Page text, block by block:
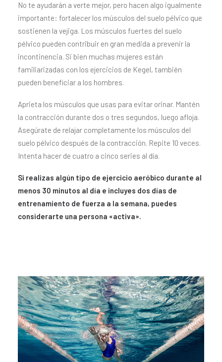
No te ayudarán a verte mejor, pero hacen algo igualmente
importante: fortalecer los músculos del suelo pélvico que
sostienen la vejiga. Los músculos fuertes del suelo
pélvico pueden contribuir en gran medida a prevenir la
incontinencia. Si bien muchas mujeres están
familiarizadas con los ejercicios de Kegel, también
pueden beneficiar a los hombres.
Aprieta los músculos que usas para evitar orinar. Mantén
la contracción durante dos o tres segundos, luego afloja.
Asegúrate de relajar completamente los músculos del
suelo pélvico después de la contracción. Repite 10 veces.
Intenta hacer de cuatro a cinco series al día.
Si realizas algún tipo de ejercicio aeróbico durante al
menos 30 minutos al día e incluyes dos días de
entrenamiento de fuerza a la semana, puedes
considerarte una persona «activa».